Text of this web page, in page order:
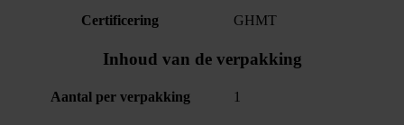
Certificering GHMT
Inhoud van de verpakking
Aantal per verpakking 1